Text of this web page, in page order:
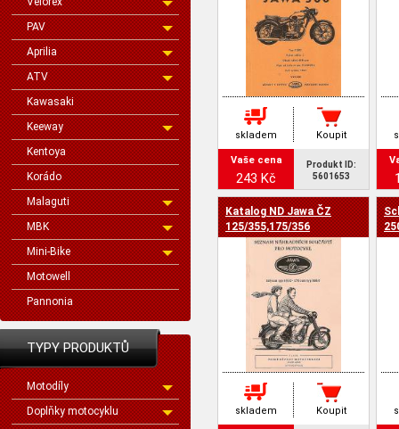
PAV
Aprilia
ATV
Kawasaki
Keeway
Kentoya
Korádo
Malaguti
MBK
Mini-Bike
Motowell
Pannonia
TYPY PRODUKTŮ
Motodíly
Doplňky motocyklu
skladem Koupit
Vaše cena
243 Kč
Produkt ID:
5601653
Katalog ND Jawa ČZ
125/355,175/356
skladem Koupit